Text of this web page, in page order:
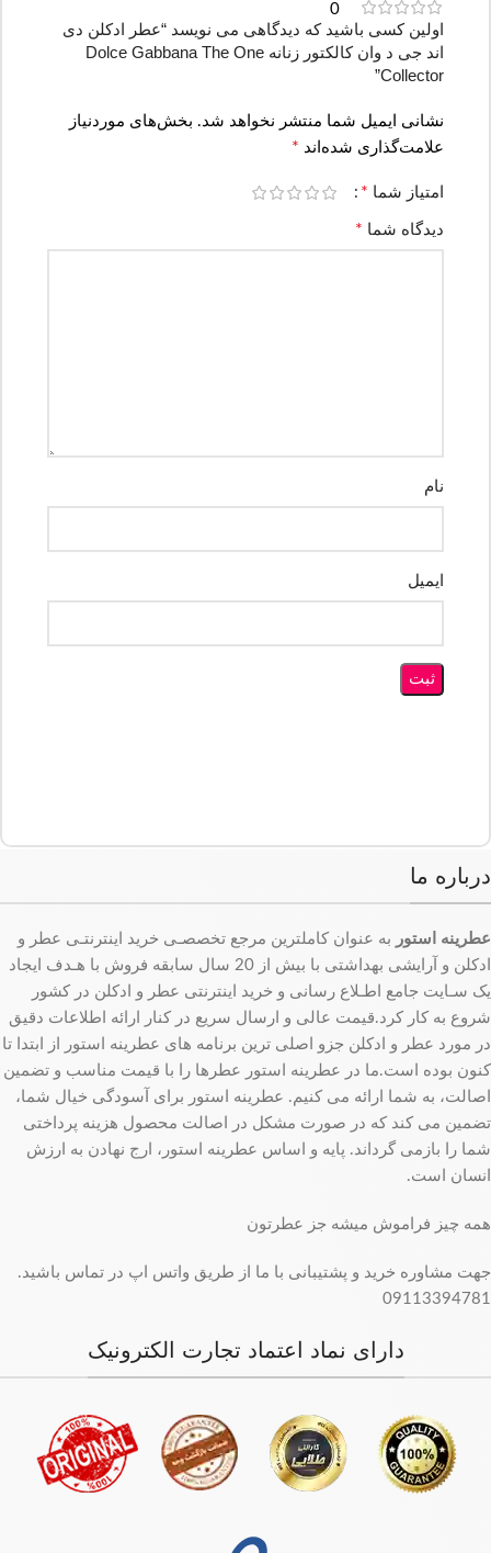
0
اولین کسی باشید که دیدگاهی می نویسد “عطر ادکلن دی
اند جی د وان کالکتور زنانه Dolce Gabbana The One
Collector”
نشانی ایمیل شما منتشر نخواهد شد. بخش‌های موردنیاز
علامت‌گذاری شده‌اند *
امتیاز شما *
دیدگاه شما *
نام
ایمیل
درباره ما
عطرینه استور به عنوان کاملترین مرجع تخصصـی خرید اینترنتـی عطر و
ادکلن و آرایشی بهداشتی با بیش از 20 سال سابقه فروش با هـدف ایجاد
یک سـایت جامع اطـلاع رسانی و خرید اینترنتی عطر و ادکلن در کشور
شروع به کار کرد.قیمت عالی و ارسال سریع در کنار ارائه اطلاعات دقیق
در مورد عطر و ادکلن جزو اصلی ترین برنامه های عطرینه استور از ابتدا تا
کنون بوده است.ما در عطرینه استور عطرها را با قیمت مناسب و تضمین
اصالت، به شما ارائه می کنیم. عطرینه استور برای آسودگی خیال شما،
تضمین می کند که در صورت مشکل در اصالت محصول هزینه پرداختی
شما را بازمی گرداند. پایه و اساس عطرینه استور، ارج نهادن به ارزش
انسان است.
همه چیز فراموش میشه جز عطرتون
جهت مشاوره خرید و پشتیبانی با ما از طریق واتس اپ در تماس باشید.
09113394781
دارای نماد اعتماد تجارت الکترونیک